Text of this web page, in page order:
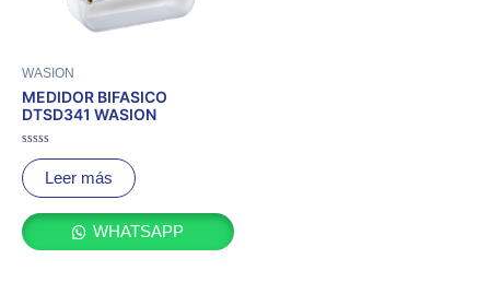
WASION
MEDIDOR BIFASICO
DTSD341 WASION
Valorado
con
0
de
Leer más
WHATSAPP